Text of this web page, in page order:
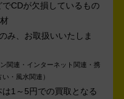
CDが欠損しているもの
み、お取扱いいたしま
関連・インターネット関連・携
い・風水関連
1～5円での買取となる